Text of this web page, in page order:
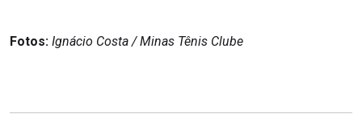
Fotos: Ignácio Costa / Minas Tênis Clube